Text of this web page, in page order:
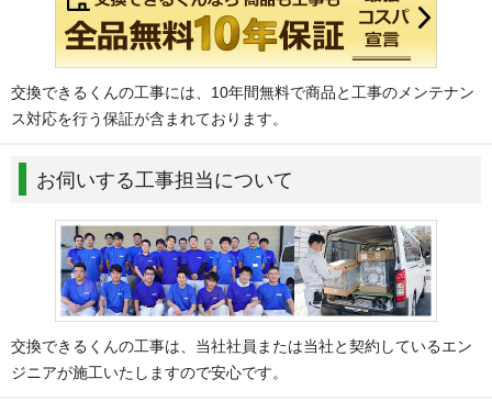
交換できるくんの工事には、10年間無料で商品と工事のメンテナン
ス対応を行う保証が含まれております。
お伺いする工事担当について
交換できるくんの工事は、当社社員または当社と契約しているエン
ジニアが施工いたしますので安心です。